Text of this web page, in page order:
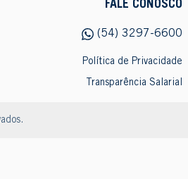
FALE CONOSCO
(54) 3297-6600
Política de Privacidade
Transparência Salarial